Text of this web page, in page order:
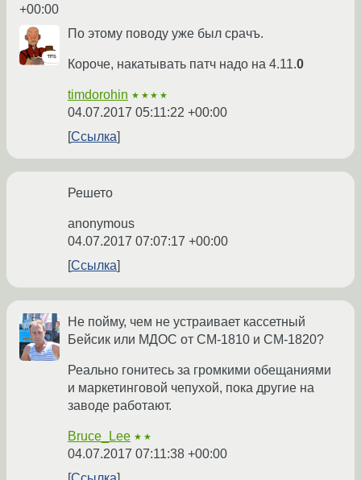
+00:00
По этому поводу уже был срачъ.
Короче, накатывать патч надо на 4.11.0
timdorohin ★★★★
04.07.2017 05:11:22 +00:00
Ссылка
Решето
anonymous
04.07.2017 07:07:17 +00:00
Ссылка
Не пойму, чем не устраивает кассетный
Бейсик или МДОС от СМ-1810 и СМ-1820?
Реально гонитесь за громкими обещаниями
и маркетинговой чепухой, пока другие на
заводе работают.
Bruce_Lee ★★
04.07.2017 07:11:38 +00:00